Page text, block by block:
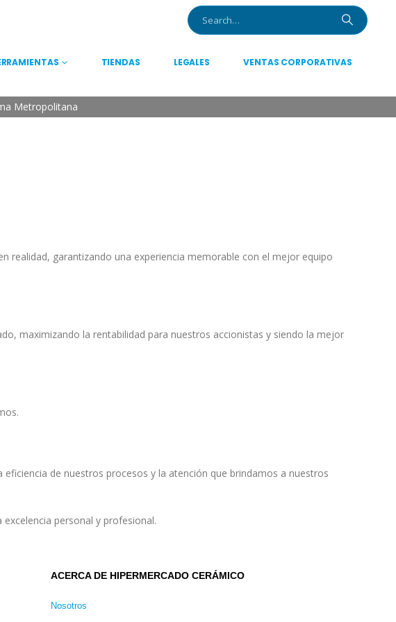
TIENDAS LEGALES
VENTAS CORPORATIVAS
Metropolitana
realidad, garantizando una experiencia memorable con el mejor equipo
maximizando la rentabilidad para nuestros accionistas y siendo la mejor
de nuestros procesos y la atención que brindamos a nuestros
personal y profesional.
ACERCA DE HIPERMERCADO CERÁMICO
Nosotros